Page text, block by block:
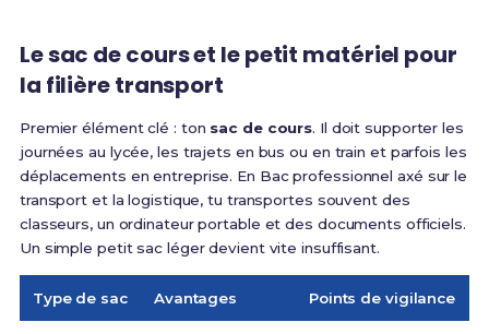
Le sac de cours et le petit matériel pour
la filière transport
Premier élément clé : ton sac de cours. Il doit supporter les
journées au lycée, les trajets en bus ou en train et parfois les
déplacements en entreprise. En Bac professionnel axé sur le
transport et la logistique, tu transportes souvent des
classeurs, un ordinateur portable et des documents officiels.
Un simple petit sac léger devient vite insuffisant.
Type de sac Avantages Points de vigilance